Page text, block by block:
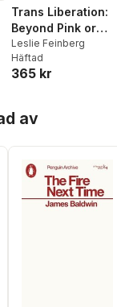
Trans Liberation:
Beyond Pink or
Blue
Leslie Feinberg
Häftad
365 kr
av